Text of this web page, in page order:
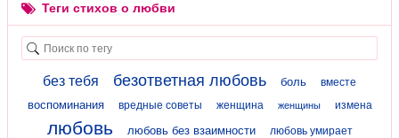
Теги стихов о любви
без тебя безответная любовь боль вместе
воспоминания вредные советы женщина женщины измена
любовь любовь без взаимности любовь умирает